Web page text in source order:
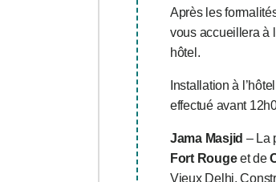
Après les
vous accueillera à
hôtel.
Installation à
effectué avant
Jama Masjid – La
Fort Rougeet de
Vieux Delhi.